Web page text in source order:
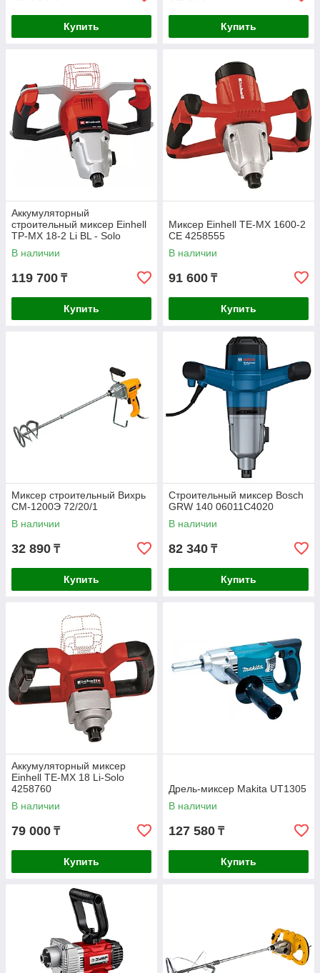
Купить Купить
Аккумуляторный
строительный миксер Einhell
TP-MX 18-2 Li BL - Solo
4258770
В наличии
119 700 ₸
Купить
Миксер Einhell TE-MX 1600-2
CE 4258555
В наличии
91 600 ₸
Купить
Миксер строительный Вихрь
СМ-1200Э 72/20/1
В наличии
32 890 ₸
Купить
Строительный миксер Bosch
GRW 140 06011C4020
В наличии
82 340 ₸
Купить
Аккумуляторный миксер
Einhell TE-MX 18 Li-Solo
4258760
В наличии
79 000 ₸
Купить
Дрель-миксер Makita UT1305
В наличии
127 580 ₸
Купить